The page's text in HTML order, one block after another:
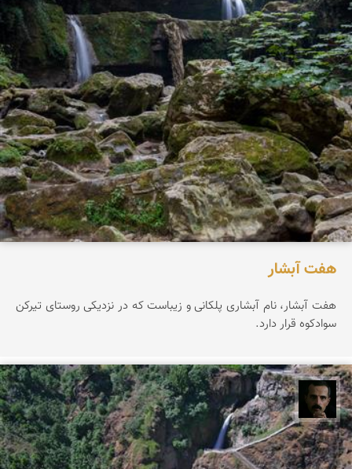
هفت آبشار
هفت آبشار، نام آبشاری پلکانی و زیباست که در نزدیکی روستای تیرکن
سوادکوه قرار دارد.
عباس رحمانی